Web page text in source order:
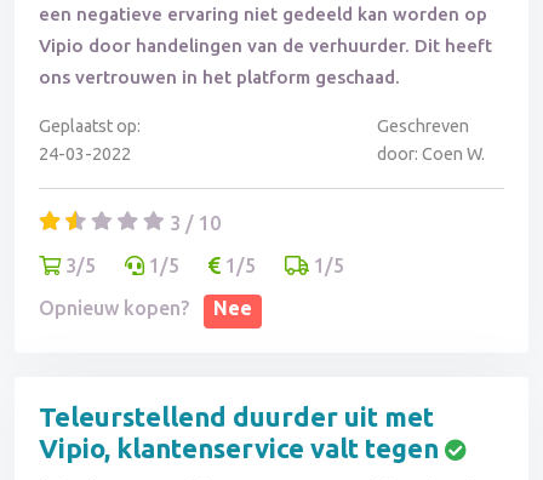
een negatieve ervaring niet gedeeld kan worden op
Vipio door handelingen van de verhuurder. Dit heeft
ons vertrouwen in het platform geschaad.
Geplaatst op:
24-03-2022
Geschreven
door: Coen W.
3 / 10
3/5
1/5 1/5
1/5
Opnieuw kopen?
Nee
Teleurstellend duurder uit met
Vipio, klantenservice valt tegen